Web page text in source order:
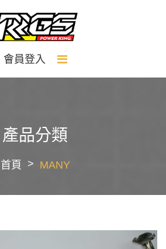
會員登入
產品分類
首頁 MANY